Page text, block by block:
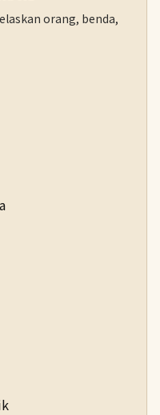
orang, benda,